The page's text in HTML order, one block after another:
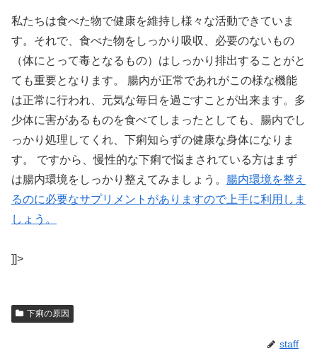
私たちは食べた物で健康を維持し様々な活動できていま
す。それで、食べた物をしっかり吸収、必要のないもの
（体にとって毒となるもの）はしっかり排出することがと
ても重要となります。 腸内が正常であれがこの様な機能
は正常に行われ、元気な毎日を過ごすことが出来ます。多
少体に害があるものを食べてしまったとしても、腸内でし
っかり処理してくれ、下痢知らずの健康な身体になりま
す。 ですから、慢性的な下痢で悩まされている方はまず
は腸内環境をしっかり整えてみましょう。 腸内環境を整え
るのに必要なサプリメントがありますので上手に利用しま
しょう。
]]>
下痢の原因
staff